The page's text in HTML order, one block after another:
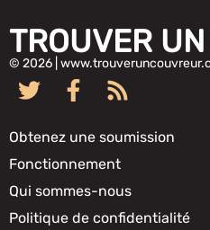
TROUVER
© 2026 |
Obtenez une soumission
Fonctionnement
Qui sommes-nous
Politique de confidentialité